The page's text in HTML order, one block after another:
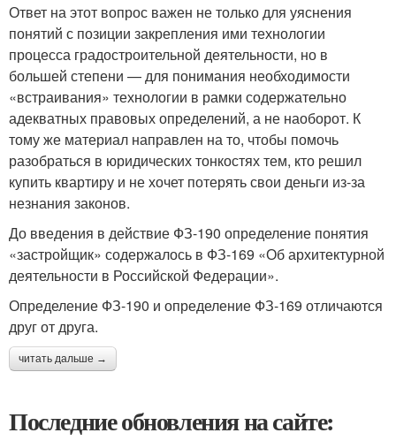
Ответ на этот вопрос важен не только для уяснения
понятий с позиции закрепления ими технологии
процесса градостроительной деятельности, но в
большей степени — для понимания необходимости
«встраивания» технологии в рамки содержательно
адекватных правовых определений, а не наоборот. К
тому же материал направлен на то, чтобы помочь
разобраться в юридических тонкостях тем, кто решил
купить квартиру и не хочет потерять свои деньги из-за
незнания законов.
До введения в действие ФЗ-190 определение понятия
«застройщик» содержалось в ФЗ-169 «Об архитектурной
деятельности в Российской Федерации».
Определение ФЗ-190 и определение ФЗ-169 отличаются
друг от друга.
читать дальше →
Последние обновления на сайте: